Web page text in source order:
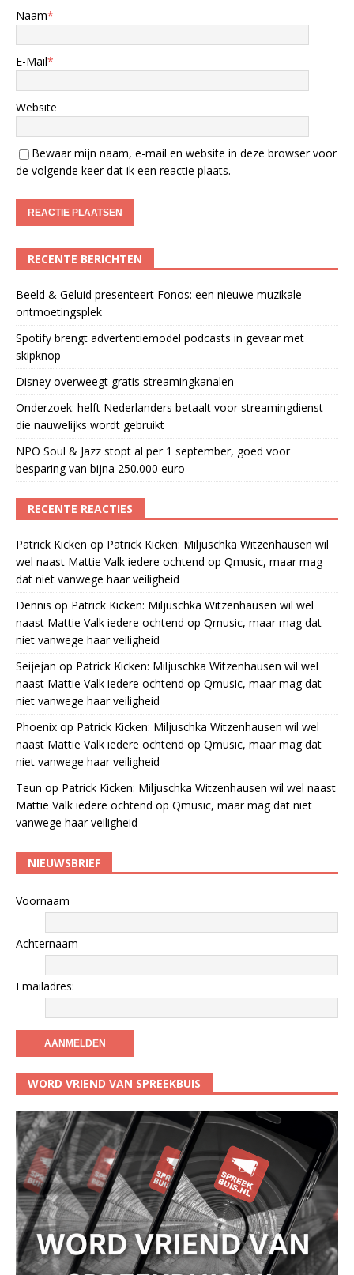
Naam*
E-Mail*
Website
Bewaar mijn naam, e-mail en website in deze browser voor
de volgende keer dat ik een reactie plaats.
RECENTE BERICHTEN
Beeld & Geluid presenteert Fonos: een nieuwe muzikale
ontmoetingsplek
Spotify brengt advertentiemodel podcasts in gevaar met
skipknop
Disney overweegt gratis streamingkanalen
Onderzoek: helft Nederlanders betaalt voor streamingdienst
die nauwelijks wordt gebruikt
NPO Soul & Jazz stopt al per 1 september, goed voor
besparing van bijna 250.000 euro
RECENTE REACTIES
Patrick Kicken op Patrick Kicken: Miljuschka Witzenhausen wil
wel naast Mattie Valk iedere ochtend op Qmusic, maar mag
dat niet vanwege haar veiligheid
Dennis op Patrick Kicken: Miljuschka Witzenhausen wil wel
naast Mattie Valk iedere ochtend op Qmusic, maar mag dat
niet vanwege haar veiligheid
Seijejan op Patrick Kicken: Miljuschka Witzenhausen wil wel
naast Mattie Valk iedere ochtend op Qmusic, maar mag dat
niet vanwege haar veiligheid
Phoenix op Patrick Kicken: Miljuschka Witzenhausen wil wel
naast Mattie Valk iedere ochtend op Qmusic, maar mag dat
niet vanwege haar veiligheid
Teun op Patrick Kicken: Miljuschka Witzenhausen wil wel naast
Mattie Valk iedere ochtend op Qmusic, maar mag dat niet
vanwege haar veiligheid
NIEUWSBRIEF
Voornaam
Achternaam
Emailadres:
WORD VRIEND VAN SPREEKBUIS